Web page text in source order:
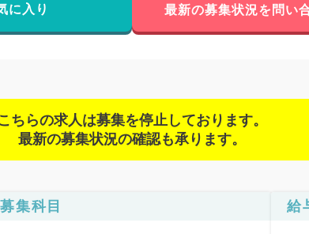
に入り 最新の募集状況を問い
ちらの求人は募集を停止しております。
最新の募集状況の確認も承ります。
募集科目 給